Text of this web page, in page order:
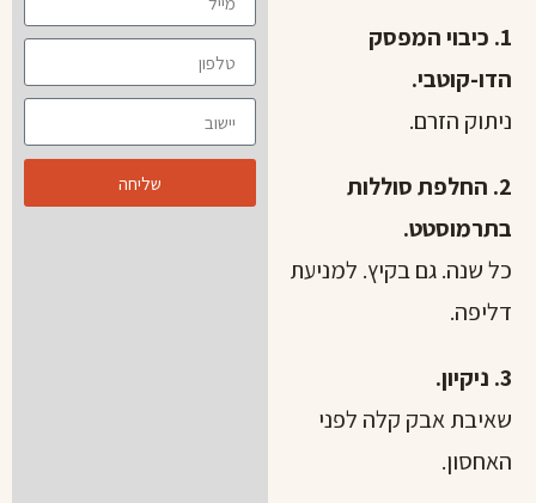
1. כיבוי המפסק
הדו-קוטבי.
ניתוק הזרם.
2. החלפת סוללות
בתרמוסטט.
כל שנה. גם בקיץ. למניעת
דליפה.
3. ניקיון.
שאיבת אבק קלה לפני
האחסון.
שליחה